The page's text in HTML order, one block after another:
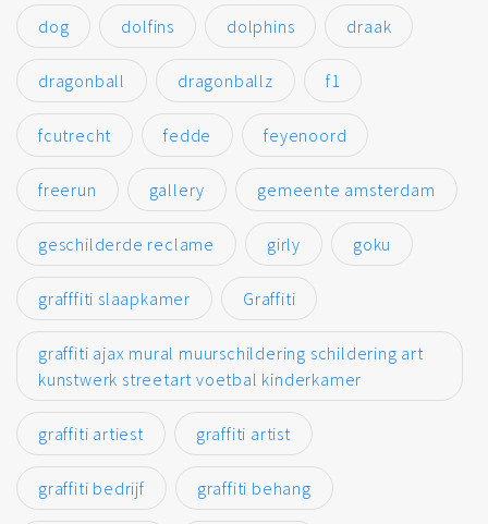
dog dolfins dolphins draak
dragonball dragonballz f1
fcutrecht fedde feyenoord
freerun gallery gemeente amsterdam
geschilderde reclame girly goku
grafffiti slaapkamer Graffiti
graffiti ajax mural muurschildering schildering art
kunstwerk streetart voetbal kinderkamer
graffiti artiest graffiti artist
graffiti bedrijf graffiti behang